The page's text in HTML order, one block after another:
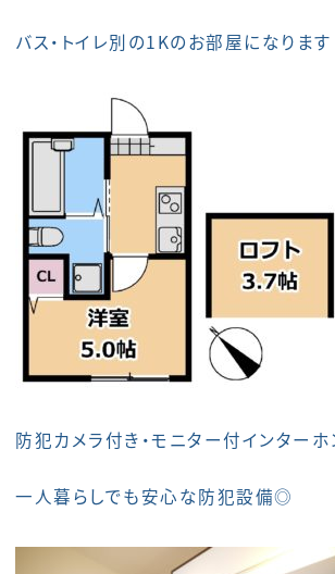
バス・トイレ別の1Kのお部屋になりま
防犯カメラ付き・モニター付インター
一人暮らしでも安心な防犯設備◎